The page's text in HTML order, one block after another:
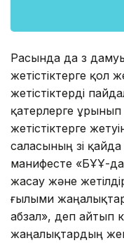
Расында да өз
жетістіктерге қол
жетістіктерді
қатерлерге
жетістіктерге
саласының өзі
манифесте «БҰҰ-
жасау және
ғылыми
абзал», деп айтып
жаңалықтардың